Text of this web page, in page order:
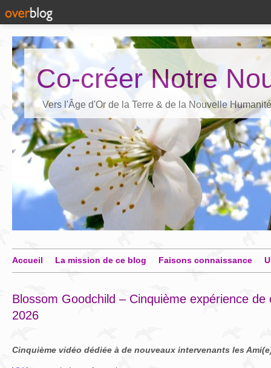
Co-créer Notre
Vers l'Âge d'Or de la Terre & de la Nouvelle Humanité
Accueil La mission de ce blog Faisons connaissance
Blossom Goodchild – Cinquième expérience de
2026
Cinquième vidéo dédiée à de nouveaux intervenants les